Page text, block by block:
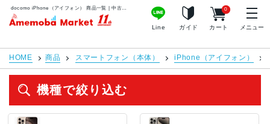
docomo iPhone（アイフォン） 商品一覧 | 中古スマホ販売のアメモバマーケット
アメモバマーケット
Line ガイド カート
0
メニュー
HOME 商品 スマートフォン（本体） iPhone（アイフォン）
機種で絞り込む